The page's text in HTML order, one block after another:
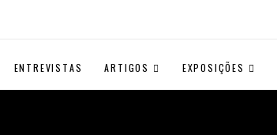
ENTREVISTAS ARTIGOS EXPOSIÇÕES